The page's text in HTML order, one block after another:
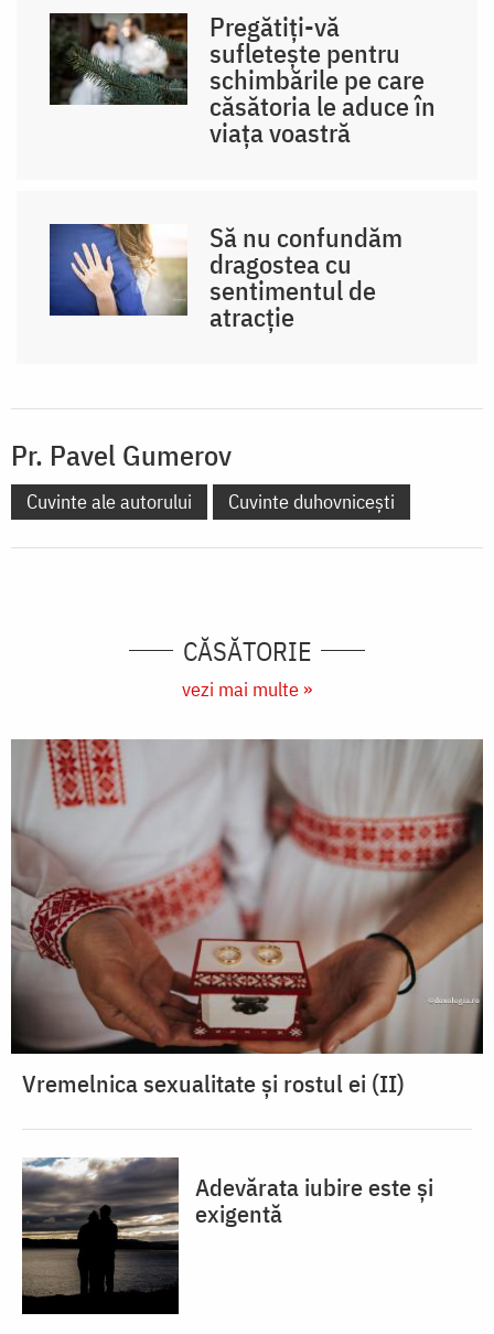
Pregătiți-vă
sufletește pentru
schimbările pe care
căsătoria le aduce în
viața voastră
Să nu confundăm
dragostea cu
sentimentul de
atracție
Pr. Pavel Gumerov
Cuvinte ale autorului Cuvinte duhovnicești
CĂSĂTORIE
vezi mai multe »
Vremelnica sexualitate și rostul ei (II)
Adevărata iubire este și
exigentă